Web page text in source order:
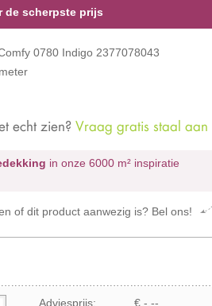
de scherpste prijs
0780 Indigo 2377078043
echt zien? Vraag gratis staal aan
in onze 6000 m² inspiratie
of dit product aanwezig is? Bel ons!
Adviesprijs: € -,--